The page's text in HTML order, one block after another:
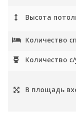
Высота
Количество
Количество с/
В площадь